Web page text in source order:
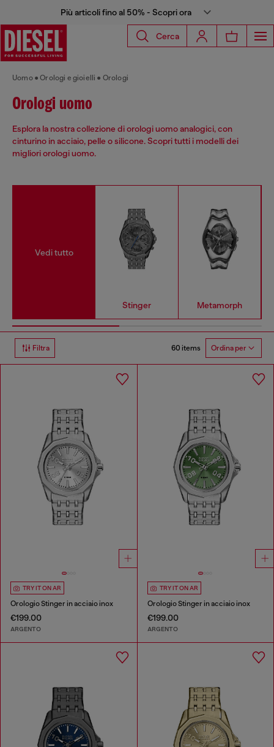
Più articoli fino al 50% - Scopri ora
Cerca
Uomo Orologi e gioielli Orologi
Orologi uomo
Esplora la nostra collezione di orologi uomo analogici, con
cinturino in acciaio, pelle o silicone. Scopri tutti i modelli dei
migliori orologi uomo.
Vedi tutto
Stinger Metamorph
Filtra 60 items Ordina per
TRY IT ON AR
Orologio Stinger in acciaio inox
€199.00
ARGENTO
TRY IT ON AR
Orologio Stinger in acciaio inox
€199.00
ARGENTO